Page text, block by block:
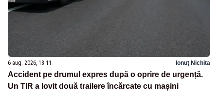
6 aug. 2026, 18:11 Ionuț Nichita
Accident pe drumul expres după o oprire de urgență.
Un TIR a lovit două trailere încărcate cu mașini